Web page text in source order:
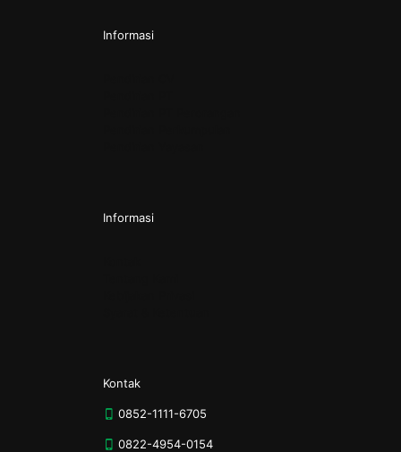
Informasi
Informasi
Kontak
0852-1111-6705
0822-4954-0154